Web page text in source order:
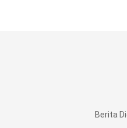
Berita